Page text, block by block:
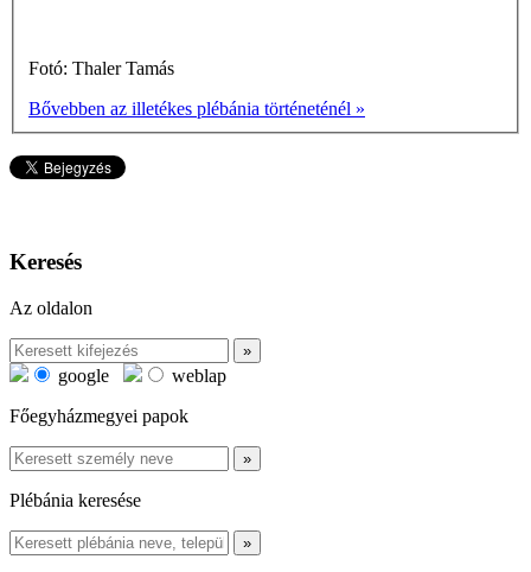
Fotó: Thaler Tamás
Bővebben az illetékes plébánia történeténél »
Keresés
Az oldalon
google
weblap
Főegyházmegyei papok
Plébánia keresése